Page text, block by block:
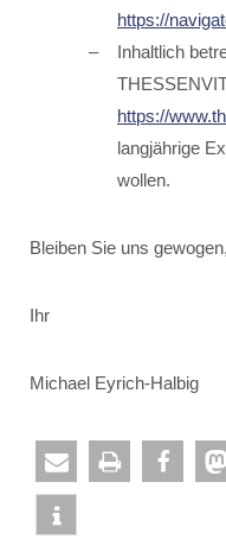
https://
Inhaltlich
https://
langjährige
wollen.
Bleiben Sie uns gewogen,
Ihr
Michael Eyrich-Halbig